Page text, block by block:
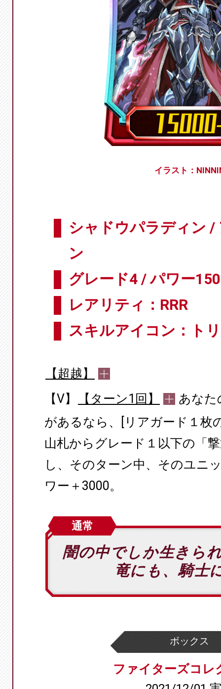
イラスト：
シャドウパラディン /
ン
グレード4 / パワー
レアリティ：RRR
スキルアイコン：ト
【超越】
【V】
【ターン1回】
あなた
があるなら、[リアガード１枚
山札からグレード１以下の「
し、そのターン中、そのユニ
ワー＋3000。
通常
闇の中でしか生きら
竜にも、騎士
ボックス
ファイターズコレ